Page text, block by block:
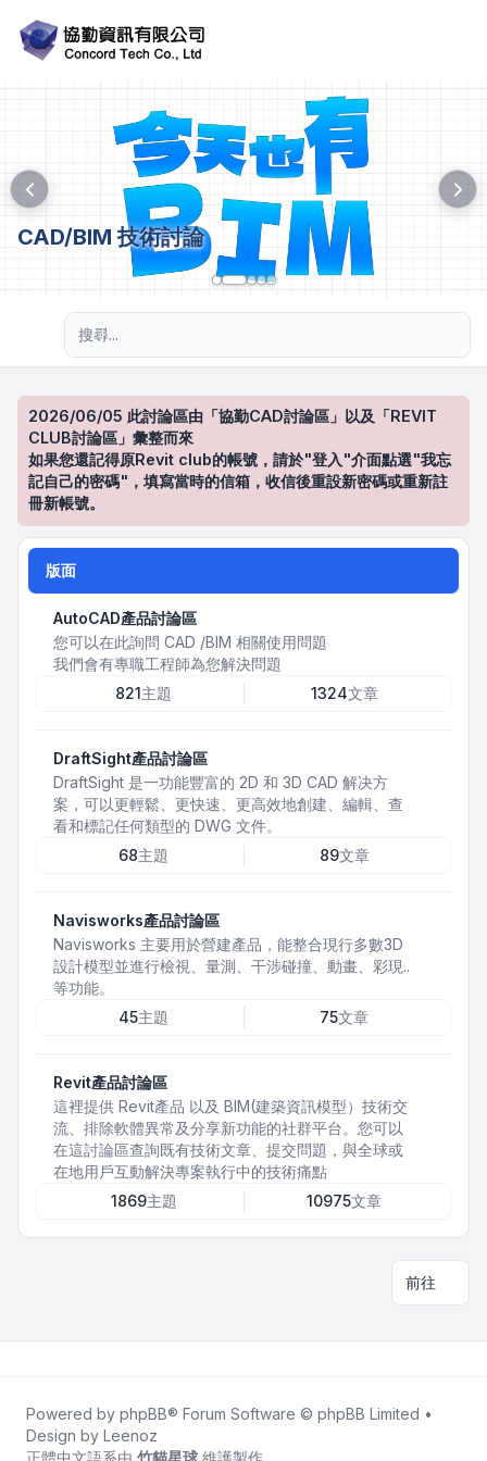
CAD/BIM 技術討論
2026/06/05 此討論區由「協勤CAD討論區」以及「REVIT
CLUB討論區」彙整而來
如果您還記得原Revit club的帳號，請於"登入"介面點選"我忘
記自己的密碼"，填寫當時的信箱，收信後重設新密碼或重新註
冊新帳號。
版面
AutoCAD產品討論區
您可以在此詢問 CAD /BIM 相關使用問題
我們會有專職工程師為您解決問題
821主題 1324文章
DraftSight產品討論區
DraftSight 是一功能豐富的 2D 和 3D CAD 解决方
案，可以更輕鬆、更快速、更高效地創建、編輯、查
看和標記任何類型的 DWG 文件。
68主題 89文章
Navisworks產品討論區
Navisworks 主要用於營建產品，能整合現行多數3D
設計模型並進行檢視、量測、干涉碰撞、動畫、彩現..
等功能。
45主題 75文章
Revit產品討論區
這裡提供 Revit產品 以及 BIM(建築資訊模型）技術交
流、排除軟體異常及分享新功能的社群平台。您可以
在這討論區查詢既有技術文章、提交問題，與全球或
在地用戶互動解決專案執行中的技術痛點
1869主題 10975文章
前往
Powered by phpBB® Forum Software © phpBB Limited •
Design by Leenoz
正體中文語系由 竹貓星球 維護製作